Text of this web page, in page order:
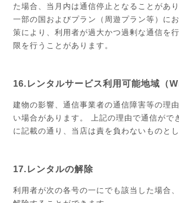
た場合、当月内は通信停止となることがあり
一部の国およびプラン（周遊プラン等）に
策により、利用者が過大かつ過剰な通信を
限を行うことがあります。
16.レンタルサービス利用可能地域（
建物の影響、通信事業者の通信障害等の理
い場合があります。 上記の理由で通信がで
に記載の通り、当店は責を負わないものとし
17.レンタルの解除
利用者が次の各号の一にでも該当した場合